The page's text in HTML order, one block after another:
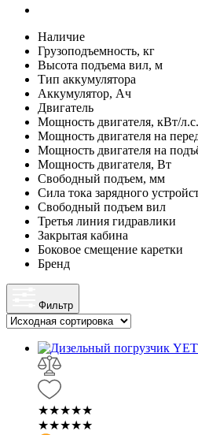
Наличие
Грузоподъемность, кг
Высота подъема вил, м
Тип аккумулятора
Аккумулятор, Ач
Двигатель
Мощность двигателя, кВт/л.с.
Мощность двигателя на
Мощность двигателя на
Мощность двигателя, Вт
Свободный подъем, мм
Сила тока зарядного
Свободный подъем вил
Третья линия гидравлики
Закрытая кабина
Боковое смещение каретки
Бренд
Фильтр
★★★★★
★★★★★